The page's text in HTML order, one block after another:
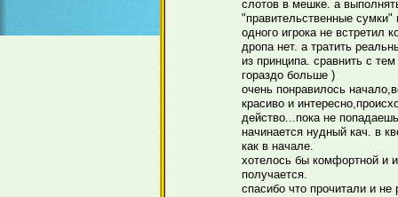
слотов в мешке. а
"правительственные
одного игрока не встретил
дропа нет. а тратить
из принципа. сравнить с
гораздо больше )
очень понравилось
красиво и
действо...пока не
начинается нудный кач. в
как в начале.
хотелось бы комфортной и
получается.
спасибо что прочитали и